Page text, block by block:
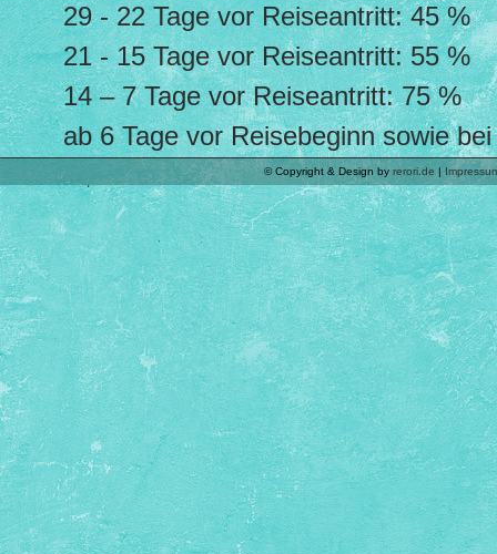
29 - 22 Tage vor Reiseantritt: 45 %
21 - 15 Tage vor Reiseantritt: 55 %
14 – 7 Tage vor Reiseantritt: 75 %
ab 6 Tage vor Reisebeginn sowie
© Copyright & Design byrerori.de|